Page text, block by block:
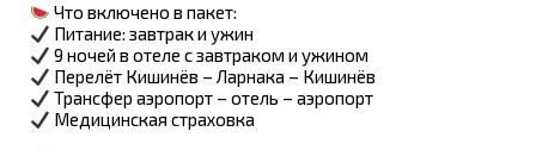
Что включено в пакет:
Питание: завтрак и ужин
9 ночей в отеле с завтраком и ужином
Перелёт Кишинёв – Ларнака – Кишинёв
Трансфер аэропорт – отель – аэропорт
Медицинская страховка